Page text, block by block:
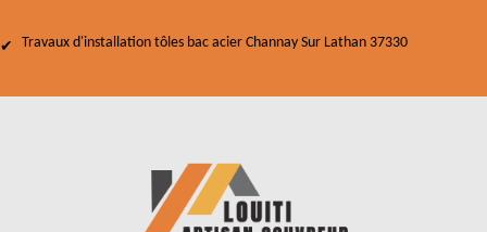
Travaux d'installation tôles bac acier Channay Sur Lathan 37330